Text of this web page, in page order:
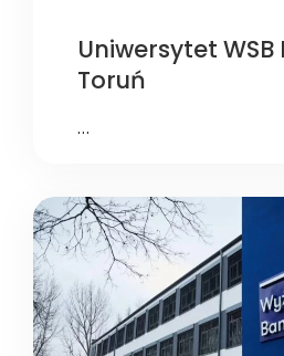
Uniwersytet
Toruń
…